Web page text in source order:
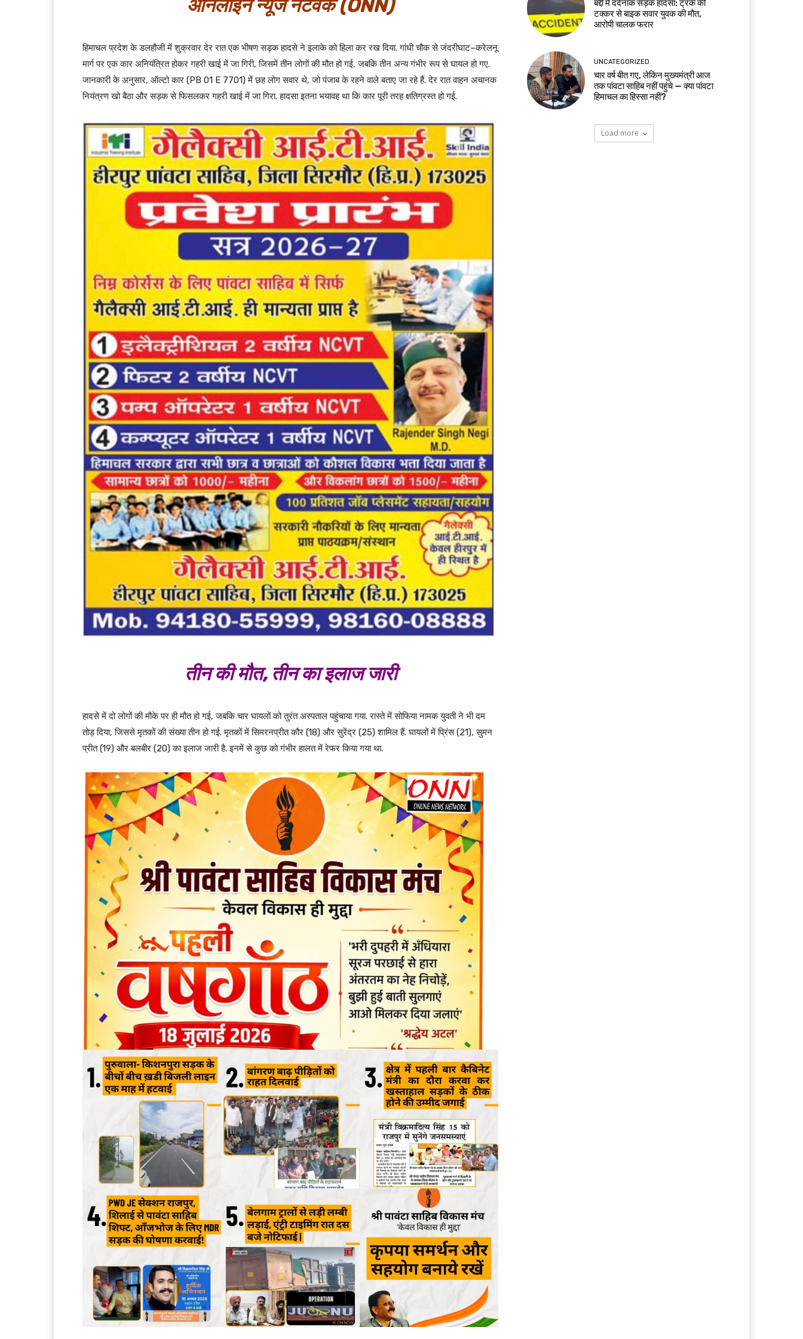
ऑनलाइन न्यूज नेटवर्क (ONN)
हिमाचल प्रदेश के डलहौजी में शुक्रवार देर रात एक भीषण सड़क हादसे ने इलाके को हिला कर रख दिया. गांधी चौक से जंदरीघाट–करेलनू
मार्ग पर एक कार अनियंत्रित होकर गहरी खाई में जा गिरी, जिसमें तीन लोगों की मौत हो गई, जबकि तीन अन्य गंभीर रूप से घायल हो गए.
जानकारी के अनुसार, ऑल्टो कार (PB 01 E 7701) में छह लोग सवार थे, जो पंजाब के रहने वाले बताए जा रहे हैं. देर रात वाहन अचानक
नियंत्रण खो बैठा और सड़क से फिसलकर गहरी खाई में जा गिरा. हादसा इतना भयावह था कि कार पूरी तरह क्षतिग्रस्त हो गई.
तीन की मौत, तीन का इलाज जारी
हादसे में दो लोगों की मौके पर ही मौत हो गई, जबकि चार घायलों को तुरंत अस्पताल पहुंचाया गया. रास्ते में सोफिया नामक युवती ने भी दम
तोड़ दिया, जिससे मृतकों की संख्या तीन हो गई. मृतकों में सिमरनप्रीत कौर (18) और सुरेंद्र (25) शामिल हैं. घायलों में प्रिंस (21), सुमन
प्रीत (19) और बलबीर (20) का इलाज जारी है. इनमें से कुछ को गंभीर हालत में रेफर किया गया था.
बद्दी में दर्दनाक सड़क हादसा: ट्रक की
टक्कर से बाइक सवार युवक की मौत,
आरोपी चालक फरार
UNCATEGORIZED
चार वर्ष बीत गए, लेकिन मुख्यमंत्री आज
तक पांवटा साहिब नहीं पहुंचे — क्या पांवटा
हिमाचल का हिस्सा नहीं?
Load more